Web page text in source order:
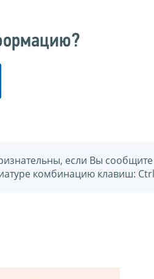
если Вы
комбинацию клавиш: